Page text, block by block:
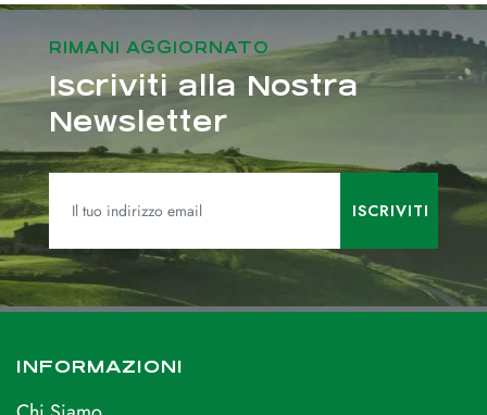
RIMANI AGGIORNATO
Iscriviti alla Nostra
Newsletter
INFORMAZIONI